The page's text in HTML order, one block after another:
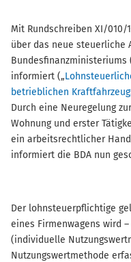
Mit Rundschreiben XI/010/
über das neue steuerliche
Bundesfinanzministeriums
informiert („
betrieblichen
Durch eine Neuregelung
Wohnung und erster
ein arbeitsrechtlicher
informiert die BDA nun
Der lohnsteuerpflichtige
eines Firmenwagens wird
(individuelle
Nutzungswertmethode